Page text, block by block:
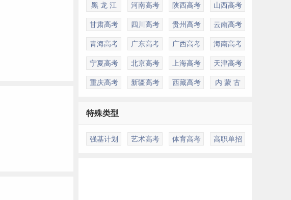
黑 龙 江 河南高考 陕西高考 山西高考
甘肃高考 四川高考 贵州高考 云南高考
青海高考 广东高考 广西高考 海南高考
宁夏高考 北京高考 上海高考 天津高考
重庆高考 新疆高考 西藏高考 内 蒙 古
特殊类型
强基计划 艺术高考 体育高考 高职单招